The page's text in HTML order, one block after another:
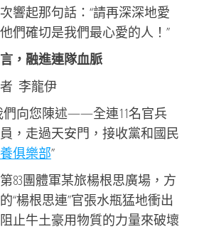
響起那句話：“請再深深地愛
們確切是我們最心愛的人！”
，融進連隊血脈
李龍伊
們向您陳述——全連11名官兵
，走過天安門，接收黨和國民
俱樂部”
83團體軍某旅楊根思廣場，方
“楊根思連”官張水瓶猛地衝出
止牛土豪用物質的力量來破壞